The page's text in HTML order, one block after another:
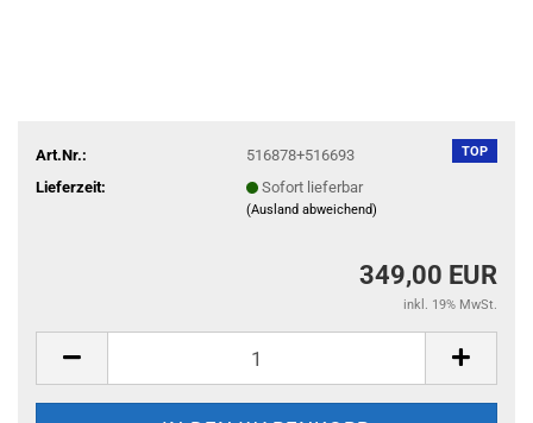
TOP
Art.Nr.:
516878+516693
Lieferzeit:
Sofort lieferbar
(Ausland abweichend)
349,00 EUR
inkl. 19% MwSt.